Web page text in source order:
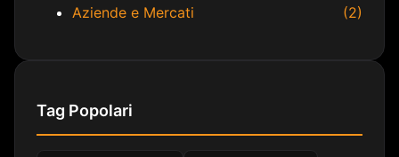
Aziende e Mercati
(2)
Tag Popolari